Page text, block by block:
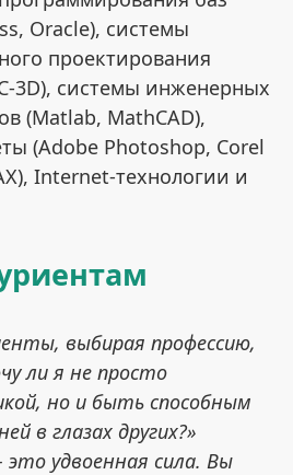
Oracle), системы
проектирования
3D), системы инженерных
(Matlab, MathCAD),
(Adobe Photoshop, Corel
Internet-технологии и
выбирая профессию,
ли я не просто
но и быть способным
в глазах других?»
это удвоенная сила. Вы